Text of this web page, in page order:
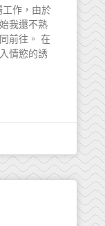
作，由於
我還不熟
前往。 在
情慾的誘